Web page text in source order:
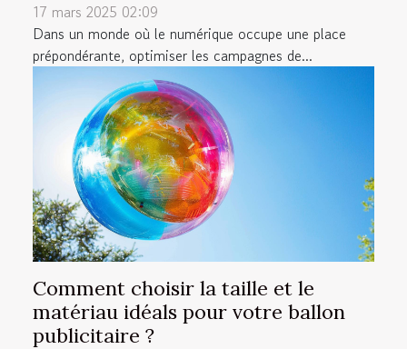
17 mars 2025 02:09
Dans un monde où le numérique occupe une place
prépondérante, optimiser les campagnes de...
Comment choisir la taille et le
matériau idéals pour votre ballon
publicitaire ?